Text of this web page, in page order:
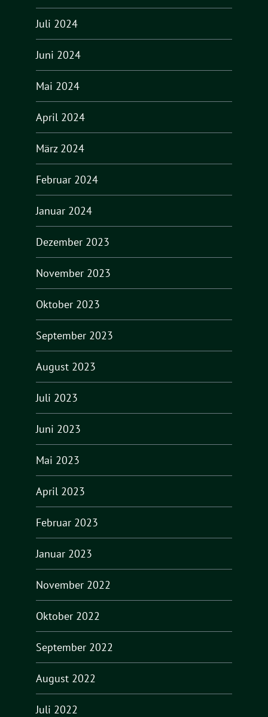
Juli 2024
Juni 2024
Mai 2024
April 2024
März 2024
Februar 2024
Januar 2024
Dezember 2023
November 2023
Oktober 2023
September 2023
August 2023
Juli 2023
Juni 2023
Mai 2023
April 2023
Februar 2023
Januar 2023
November 2022
Oktober 2022
September 2022
August 2022
Juli 2022